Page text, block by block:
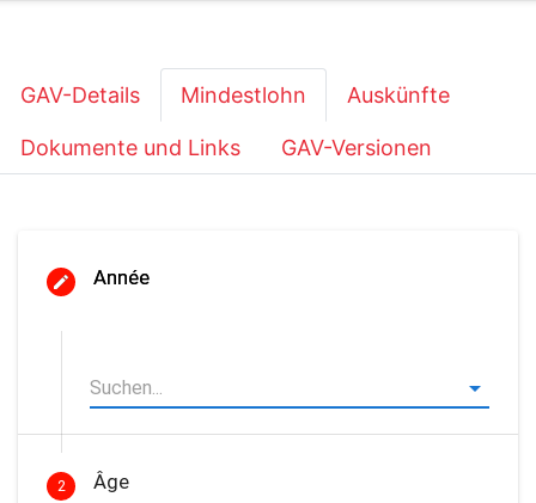
GAV-Details Mindestlohn Auskünfte
Dokumente und Links GAV-Versionen
Année
2 Âge